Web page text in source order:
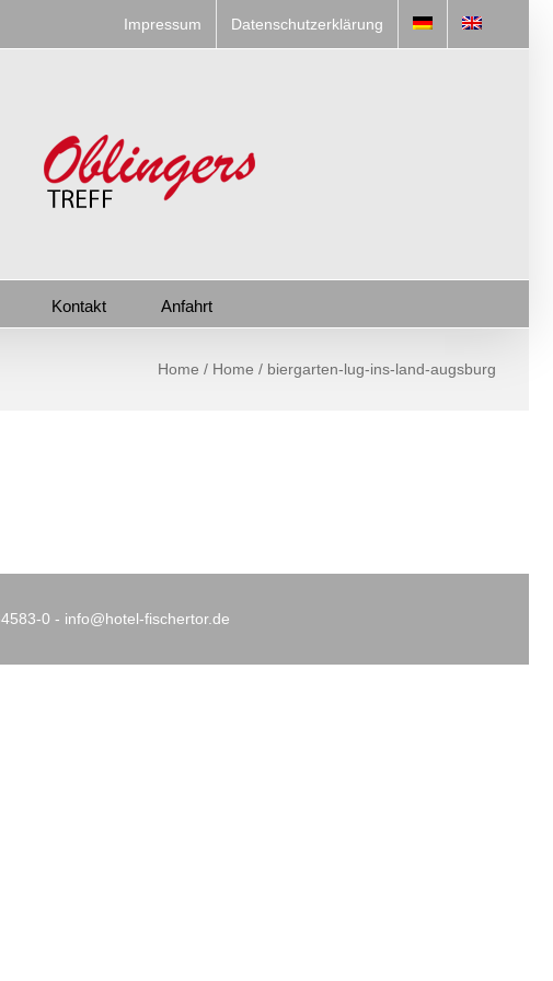
Impressum Datenschutzerklärung
Kontakt Anfahrt
Home / Home / biergarten-lug-ins-land-augsburg
0 - info@hotel-fischertor.de